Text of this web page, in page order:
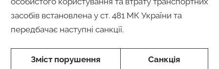
засобів встановлена у ст. 481 МК України та
передбачає наступні санкції.
Зміст порушення Санкція